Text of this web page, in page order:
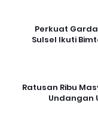
Perkuat
Sulsel Ikuti
Ratusan Ribu
Undangan